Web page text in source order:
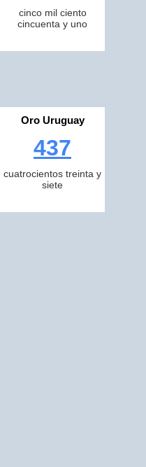
cinco mil ciento
cincuenta y uno
Oro Uruguay
437
cuatrocientos treinta y
siete